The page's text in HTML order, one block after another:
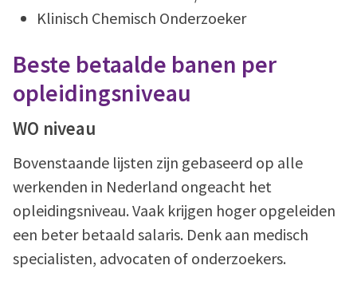
Klinisch Chemisch Onderzoeker
Beste betaalde banen per
opleidingsniveau
WO niveau
Bovenstaande lijsten zijn gebaseerd op alle
werkenden in Nederland ongeacht het
opleidingsniveau. Vaak krijgen hoger opgeleiden
een beter betaald salaris. Denk aan medisch
specialisten, advocaten of onderzoekers.